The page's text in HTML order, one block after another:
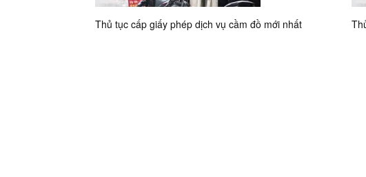
Thủ tục cấp giấy phép dịch vụ cầm đồ mới nhất